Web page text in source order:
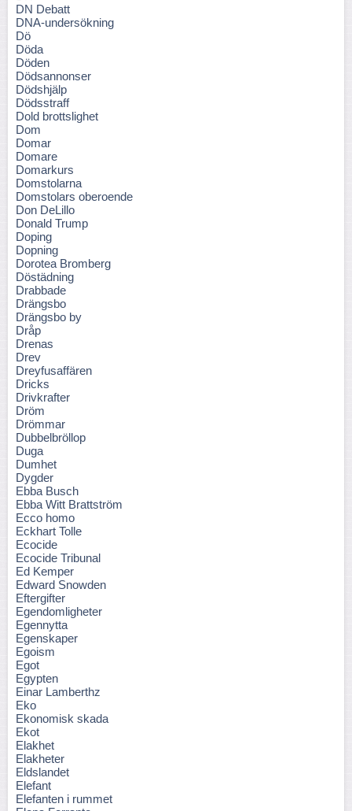
DN Debatt
DNA-undersökning
Dö
Döda
Döden
Dödsannonser
Dödshjälp
Dödsstraff
Dold brottslighet
Dom
Domar
Domare
Domarkurs
Domstolarna
Domstolars oberoende
Don DeLillo
Donald Trump
Doping
Dopning
Dorotea Bromberg
Döstädning
Drabbade
Drängsbo
Drängsbo by
Dråp
Drenas
Drev
Dreyfusaffären
Dricks
Drivkrafter
Dröm
Drömmar
Dubbelbröllop
Duga
Dumhet
Dygder
Ebba Busch
Ebba Witt Brattström
Ecco homo
Eckhart Tolle
Ecocide
Ecocide Tribunal
Ed Kemper
Edward Snowden
Eftergifter
Egendomligheter
Egennytta
Egenskaper
Egoism
Egot
Egypten
Einar Lamberthz
Eko
Ekonomisk skada
Ekot
Elakhet
Elakheter
Eldslandet
Elefant
Elefanten i rummet